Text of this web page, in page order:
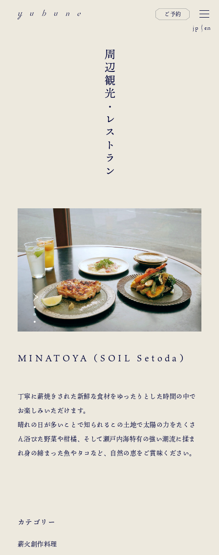
jp en
ご予約
周辺観光・レストラン
MINATOYA（SOIL Setoda）
丁寧に薪焼きされた新鮮な食材をゆったりとした時間の中で
お楽しみいただけます。
晴れの日が多いことで知られるこの土地で太陽の力をたくさ
ん浴びた野菜や柑橘、そして瀬戸内海特有の強い潮流に揉ま
れ身の締まった魚やタコなど、自然の恵をご賞味ください。
カテゴリー
薪火創作料理